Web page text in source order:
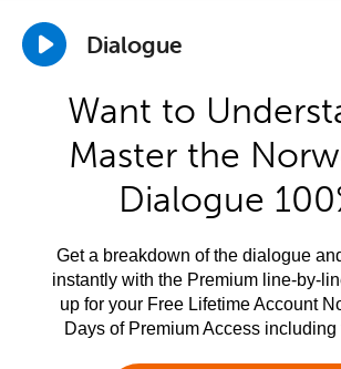
Dialogue
Want to
Master the
Dialogue
Get a breakdown of the dialogue
instantly with the Premium line-by-
up for your Free Lifetime Account
Days of Premium Access including